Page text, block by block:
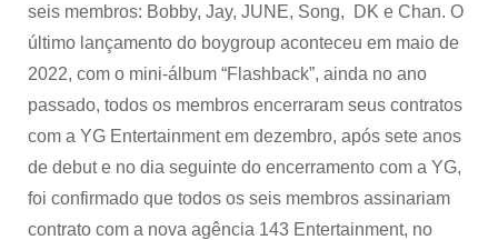
seis membros: Bobby, Jay, JUNE, Song, DK e Chan. O
último lançamento do boygroup aconteceu em maio de
2022, com o mini-álbum “Flashback”, ainda no ano
passado, todos os membros encerraram seus contratos
com a YG Entertainment em dezembro, após sete anos
de debut e no dia seguinte do encerramento com a YG,
foi confirmado que todos os seis membros assinariam
contrato com a nova agência 143 Entertainment, no